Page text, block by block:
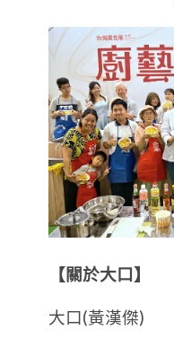
【關於大口】
大口(黃漢傑)